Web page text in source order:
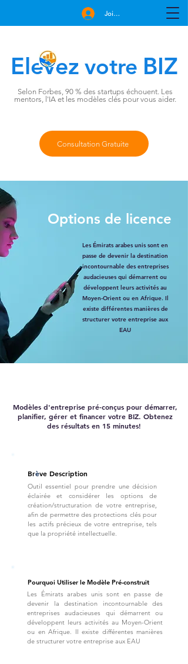
Elevez votre BIZ
Selon Forbes, 90 % des startups échouent. Les
mentors, l'IA et les modèles clés pour vous aider.
Consultation Gratuite
Join Free
Options de licence
Les Émirats arabes unis sont en
passe de devenir la destination
incontournable des entreprises
audacieuses qui démarrent ou
développent leurs activités au
Moyen-Orient ou en Afrique. Il
existe différentes manières de
structurer votre entreprise aux
EAU
Modèles d'entreprise pré-conçus pour démarrer,
planifier, gérer et financer votre BIZ. Obtenez
des résultats en 15 minutes!
Brève Description
Outil essentiel pour prendre une décision
éclairée et considérer les options de
création/structuration de votre entreprise,
afin de permettre des protections clés pour
les actifs précieux de votre entreprise, tels
que la propriété intellectuelle.
Pourquoi Utiliser le Modèle Pré-construit
Les Émirats arabes unis sont en passe de
devenir la destination incontournable des
entreprises audacieuses qui démarrent ou
développent leurs activités au Moyen-Orient
ou en Afrique. Il existe différentes manières
de structurer votre entreprise aux EAU